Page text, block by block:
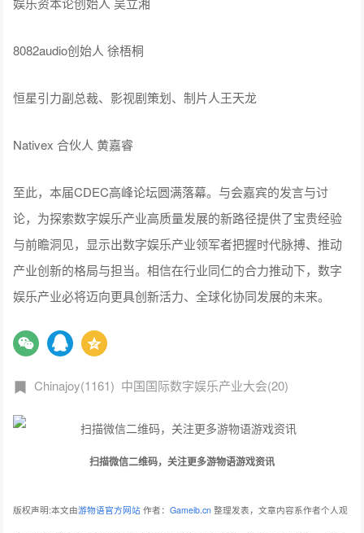
为主题，由娱乐资本论创始人吴立湘主持。在座谈中，嘉宾就
人徐梧桐基于为《黑神话：悟空》制作配乐的经历，表示中国
不应为迎合海外用户口味过于妥协，其独特的音乐表现收获了
大量海外游戏玩家的喜爱，被视为中国文化特色的代表。在古
装剧集出海方面，恒星引力副总裁、影视剧策划、制片人王天
龙表示，在深入开发中国传统文化、坚持东方美学的基础上，
恒星引力尝试了在叙事中融入世界领先的视觉表现体系，以提
出，中国文化出海模式正经历深刻变革：营销策略已从“为海外
定制内容”转向以本土成熟文化精品为基础进行目标市场推广。
略要地而非“餐后甜点”，加大资源投入创作具备出海潜力的精品
嘉宾从左至右分别为：